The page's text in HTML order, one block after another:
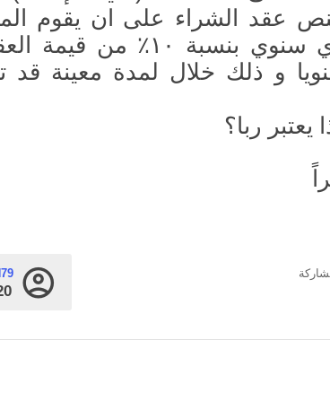
عقد الشراء على ان يقوم
و ذلك خلال لمدة معينة قد
ربا؟